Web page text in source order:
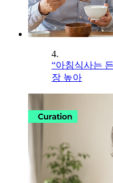
4.
“아침식사는
장 높아